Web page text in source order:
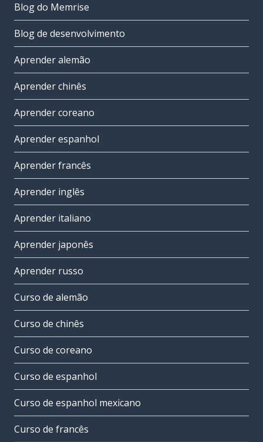
Blog do Memrise
Blog de desenvolvimento
Aprender alemão
Aprender chinês
Aprender coreano
Aprender espanhol
Aprender francês
Aprender inglês
Aprender italiano
Aprender japonês
Aprender russo
Curso de alemão
Curso de chinês
Curso de coreano
Curso de espanhol
Curso de espanhol mexicano
Curso de francês